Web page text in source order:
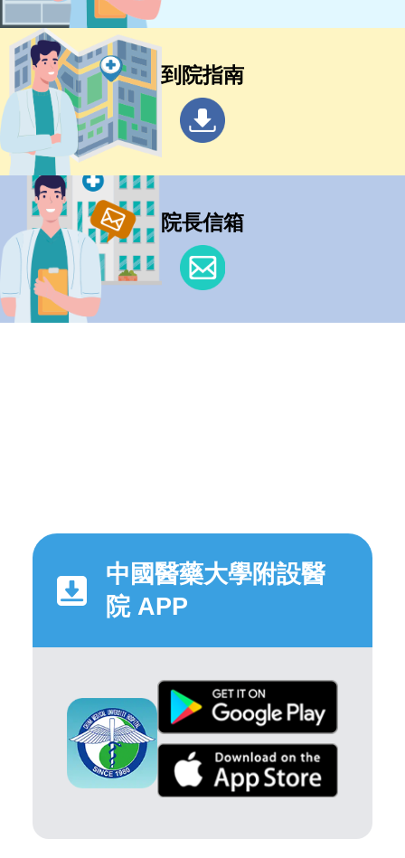
到院指南
院長信箱
中國醫藥大學附設醫
院 APP